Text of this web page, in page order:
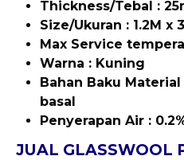
Thickness/Tebal :
Size/Ukuran : 1.2M x
Max Service
Warna : Kuning
Bahan Baku
basal
Penyerapan Air :
JUAL GLASSWOOL